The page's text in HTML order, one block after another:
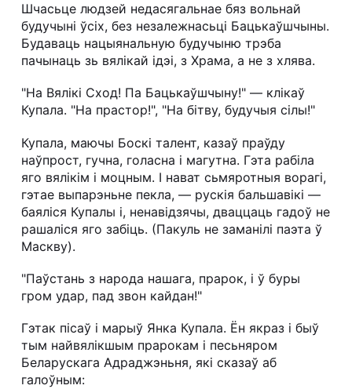
Шчасьце людзей недасягальнае бяз вольнай
будучыні ўсіх, без незалежнасьці Бацькаўшчыны.
Будаваць нацыянальную будучыню трэба
пачынаць зь вялікай ідэі, з Храма, а не з хлява.
"На Вялікі Сход! Па Бацькаўшчыну!" — клікаў
Купала. "На прастор!", "На бітву, будучыя сілы!"
Купала, маючы Боскі талент, казаў праўду
наўпрост, гучна, голасна і магутна. Гэта рабіла
яго вялікім і моцным. І нават сьмяротныя ворагі,
гэтае выпарэньне пекла, — рускія бальшавікі —
баяліся Купалы і, ненавідзячы, дваццаць гадоў не
рашаліся яго забіць. (Пакуль не заманілі паэта ў
Маскву).
"Паўстань з народа нашага, прарок, і ў буры
гром удар, пад звон кайдан!"
Гэтак пісаў і марыў Янка Купала. Ён якраз і быў
тым найвялікшым прарокам і песьняром
Беларускага Адраджэньня, які сказаў аб
галоўным: